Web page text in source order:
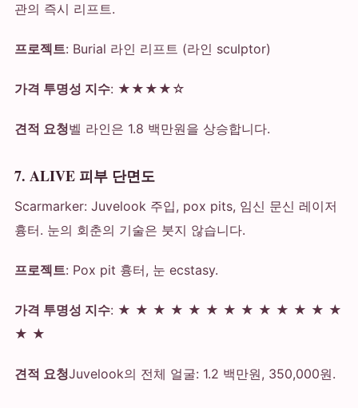
관의 즉시 리프트.
프로젝트: Burial 라인 리프트 (라인 sculptor)
가격 투명성 지수: ★★★★☆
견적 요청벨 라인은 1.8 백만원을 상승합니다.
7. ALIVE 피부 단면도
Scarmarker: Juvelook 주입, pox pits, 임신 문신 레이저
흉터. 눈의 회춘의 기술은 붓지 않습니다.
프로젝트: Pox pit 흉터, 눈 ecstasy.
가격 투명성 지수: ★ ★ ★ ★ ★ ★ ★ ★ ★ ★ ★ ★ ★
★ ★
견적 요청Juvelook의 전체 얼굴: 1.2 백만원, 350,000원.